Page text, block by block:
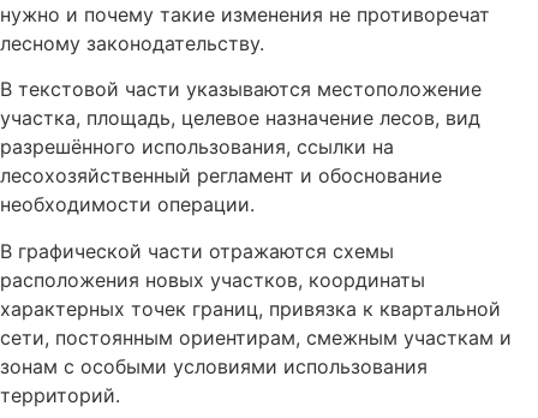
нужно и почему такие изменения не противоречат
лесному законодательству.
В текстовой части указываются местоположение
участка, площадь, целевое назначение лесов, вид
разрешённого использования, ссылки на
лесохозяйственный регламент и обоснование
необходимости операции.
В графической части отражаются схемы
расположения новых участков, координаты
характерных точек границ, привязка к квартальной
сети, постоянным ориентирам, смежным участкам и
зонам с особыми условиями использования
территорий.